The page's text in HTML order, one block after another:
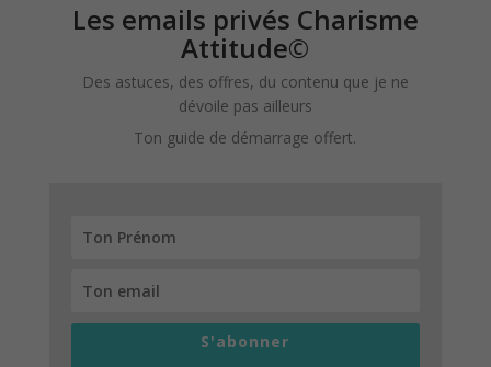
Les emails privés Charisme
Attitude©
Des astuces, des offres, du contenu que je ne
dévoile pas ailleurs
Ton guide de démarrage offert.
S'abonner